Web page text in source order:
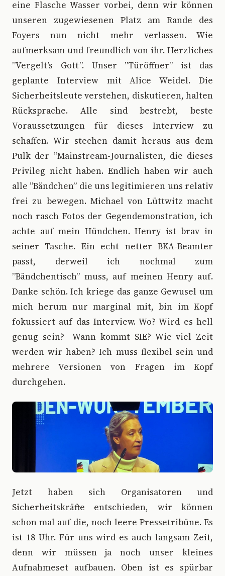
eine Flasche Wasser vorbei, denn wir können
unseren zugewiesenen Platz am Rande des
Foyers nun nicht mehr verlassen. Wie
aufmerksam und freundlich von ihr. Herzliches
”Vergelt’s Gott”. Unser ”Türöffner” ist das
geplante Interview mit Alice Weidel. Die
Sicherheitsleute verstehen, diskutieren, halten
Rücksprache. Alle sind bestrebt, beste
Voraussetzungen für dieses Interview zu
schaffen. Wir stechen damit heraus aus dem
Pulk der ”Mainstream-Journalisten, die dieses
Privileg nicht haben. Endlich haben wir auch
alle ”Bändchen” die uns legitimieren uns relativ
frei zu bewegen. Michael von Lüttwitz macht
noch rasch Fotos der Gegendemonstration, ich
achte auf mein Hündchen. Henry ist brav in
seiner Tasche. Ein echt netter BKA-Beamter
passt, derweil ich nochmal zum
”Bändchentisch” muss, auf meinen Henry auf.
Danke schön. Ich kriege das ganze Gewusel um
mich herum nur marginal mit, bin im Kopf
fokussiert auf das Interview. Wo? Wird es hell
genug sein? Wann kommt SIE? Wie viel Zeit
werden wir haben? Ich muss flexibel sein und
mehrere Versionen von Fragen im Kopf
durchgehen.
Jetzt haben sich Organisatoren und
Sicherheitskräfte entschieden, wir können
schon mal auf die, noch leere Pressetribüne. Es
ist 18 Uhr. Für uns wird es auch langsam Zeit,
denn wir müssen ja noch unser kleines
Aufnahmeset aufbauen. Oben ist es spürbar